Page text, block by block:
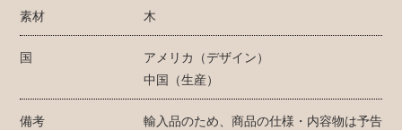
素材 木
国
アメリカ（デザイン）
中国（生産）
備考
輸入品のため、商品の仕様・内容物は予告